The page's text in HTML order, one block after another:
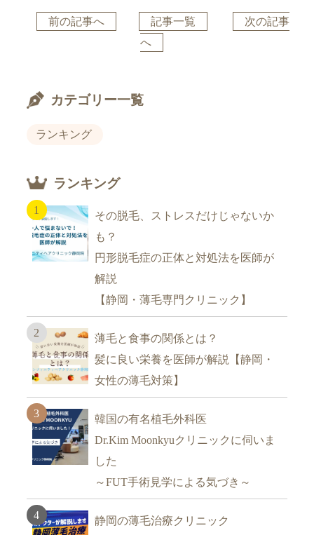
前の記事へ 記事一覧
次の記事
へ
カテゴリー一覧
ランキング
ランキング
その脱毛、ストレスだけじゃないか
も？
円形脱毛症の正体と対処法を医師が
解説
【静岡・薄毛専門クリニック】
薄毛と食事の関係とは？
髪に良い栄養を医師が解説【静岡・
女性の薄毛対策】
韓国の有名植毛外科医
Dr.Kim Moonkyuクリニックに伺いま
した
～FUT手術見学による気づき～
静岡の薄毛治療クリニック